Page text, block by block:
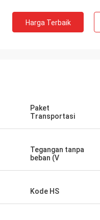
Harga Terbaik
Paket
Transportasi
Tegangan tanpa
beban (V
Kode HS